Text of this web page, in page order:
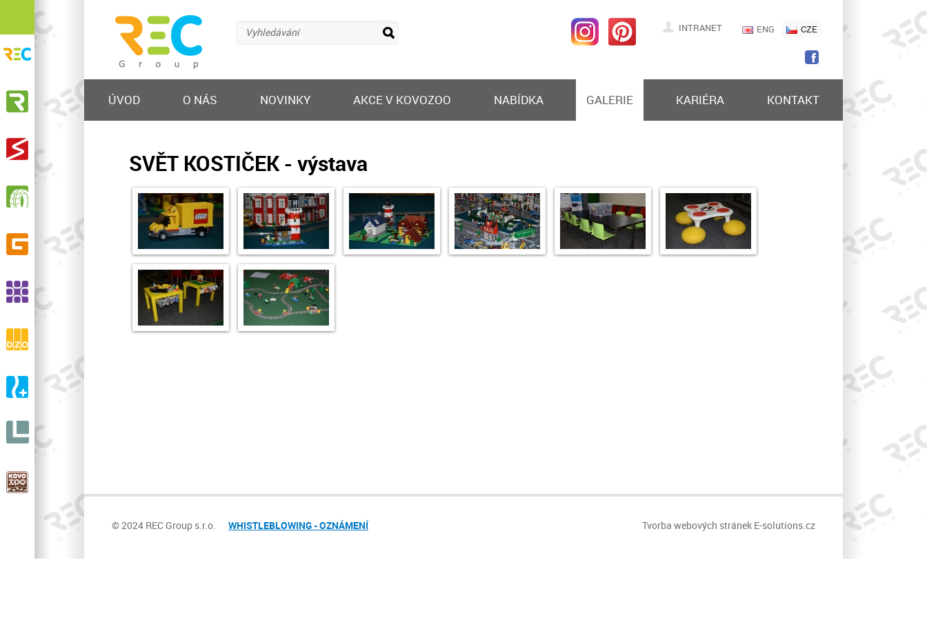
ÚVOD O NÁS NOVINKY AKCE V KOVOZOO NABÍDKA GALERIE KARIÉRA KONTAKT
INTRANET
Vyhledávání ENG CZE
SVĚT KOSTIČEK - výstava
© 2024 REC Group s.r.o. WHISTLEBLOWING - OZNÁMENÍ Tvorba webových stránek E-solutions.cz
Recyklační ekologické centrum
KOVOSTEEL Recycling, s.r.o.
Výkup železa a barevných kovů, prodej hutního
materiálu, nakládání s odpadem
Výkup a zpracování elektroodpadu
RPG Recycling, s.r.o.
Sběr, svoz, recyklace opotřebených pneumatik,
výroba pryžového granulátu a dalších produktů
GELPO s.r.o.
Výroba a prodej pryžových výrobků
Recyklace pryží, výroba EPDM granulátu a SBR
drásaniny
A-ORTO s.r.o.
Výroba a prodej ortopedické protetiky
s.r.o.